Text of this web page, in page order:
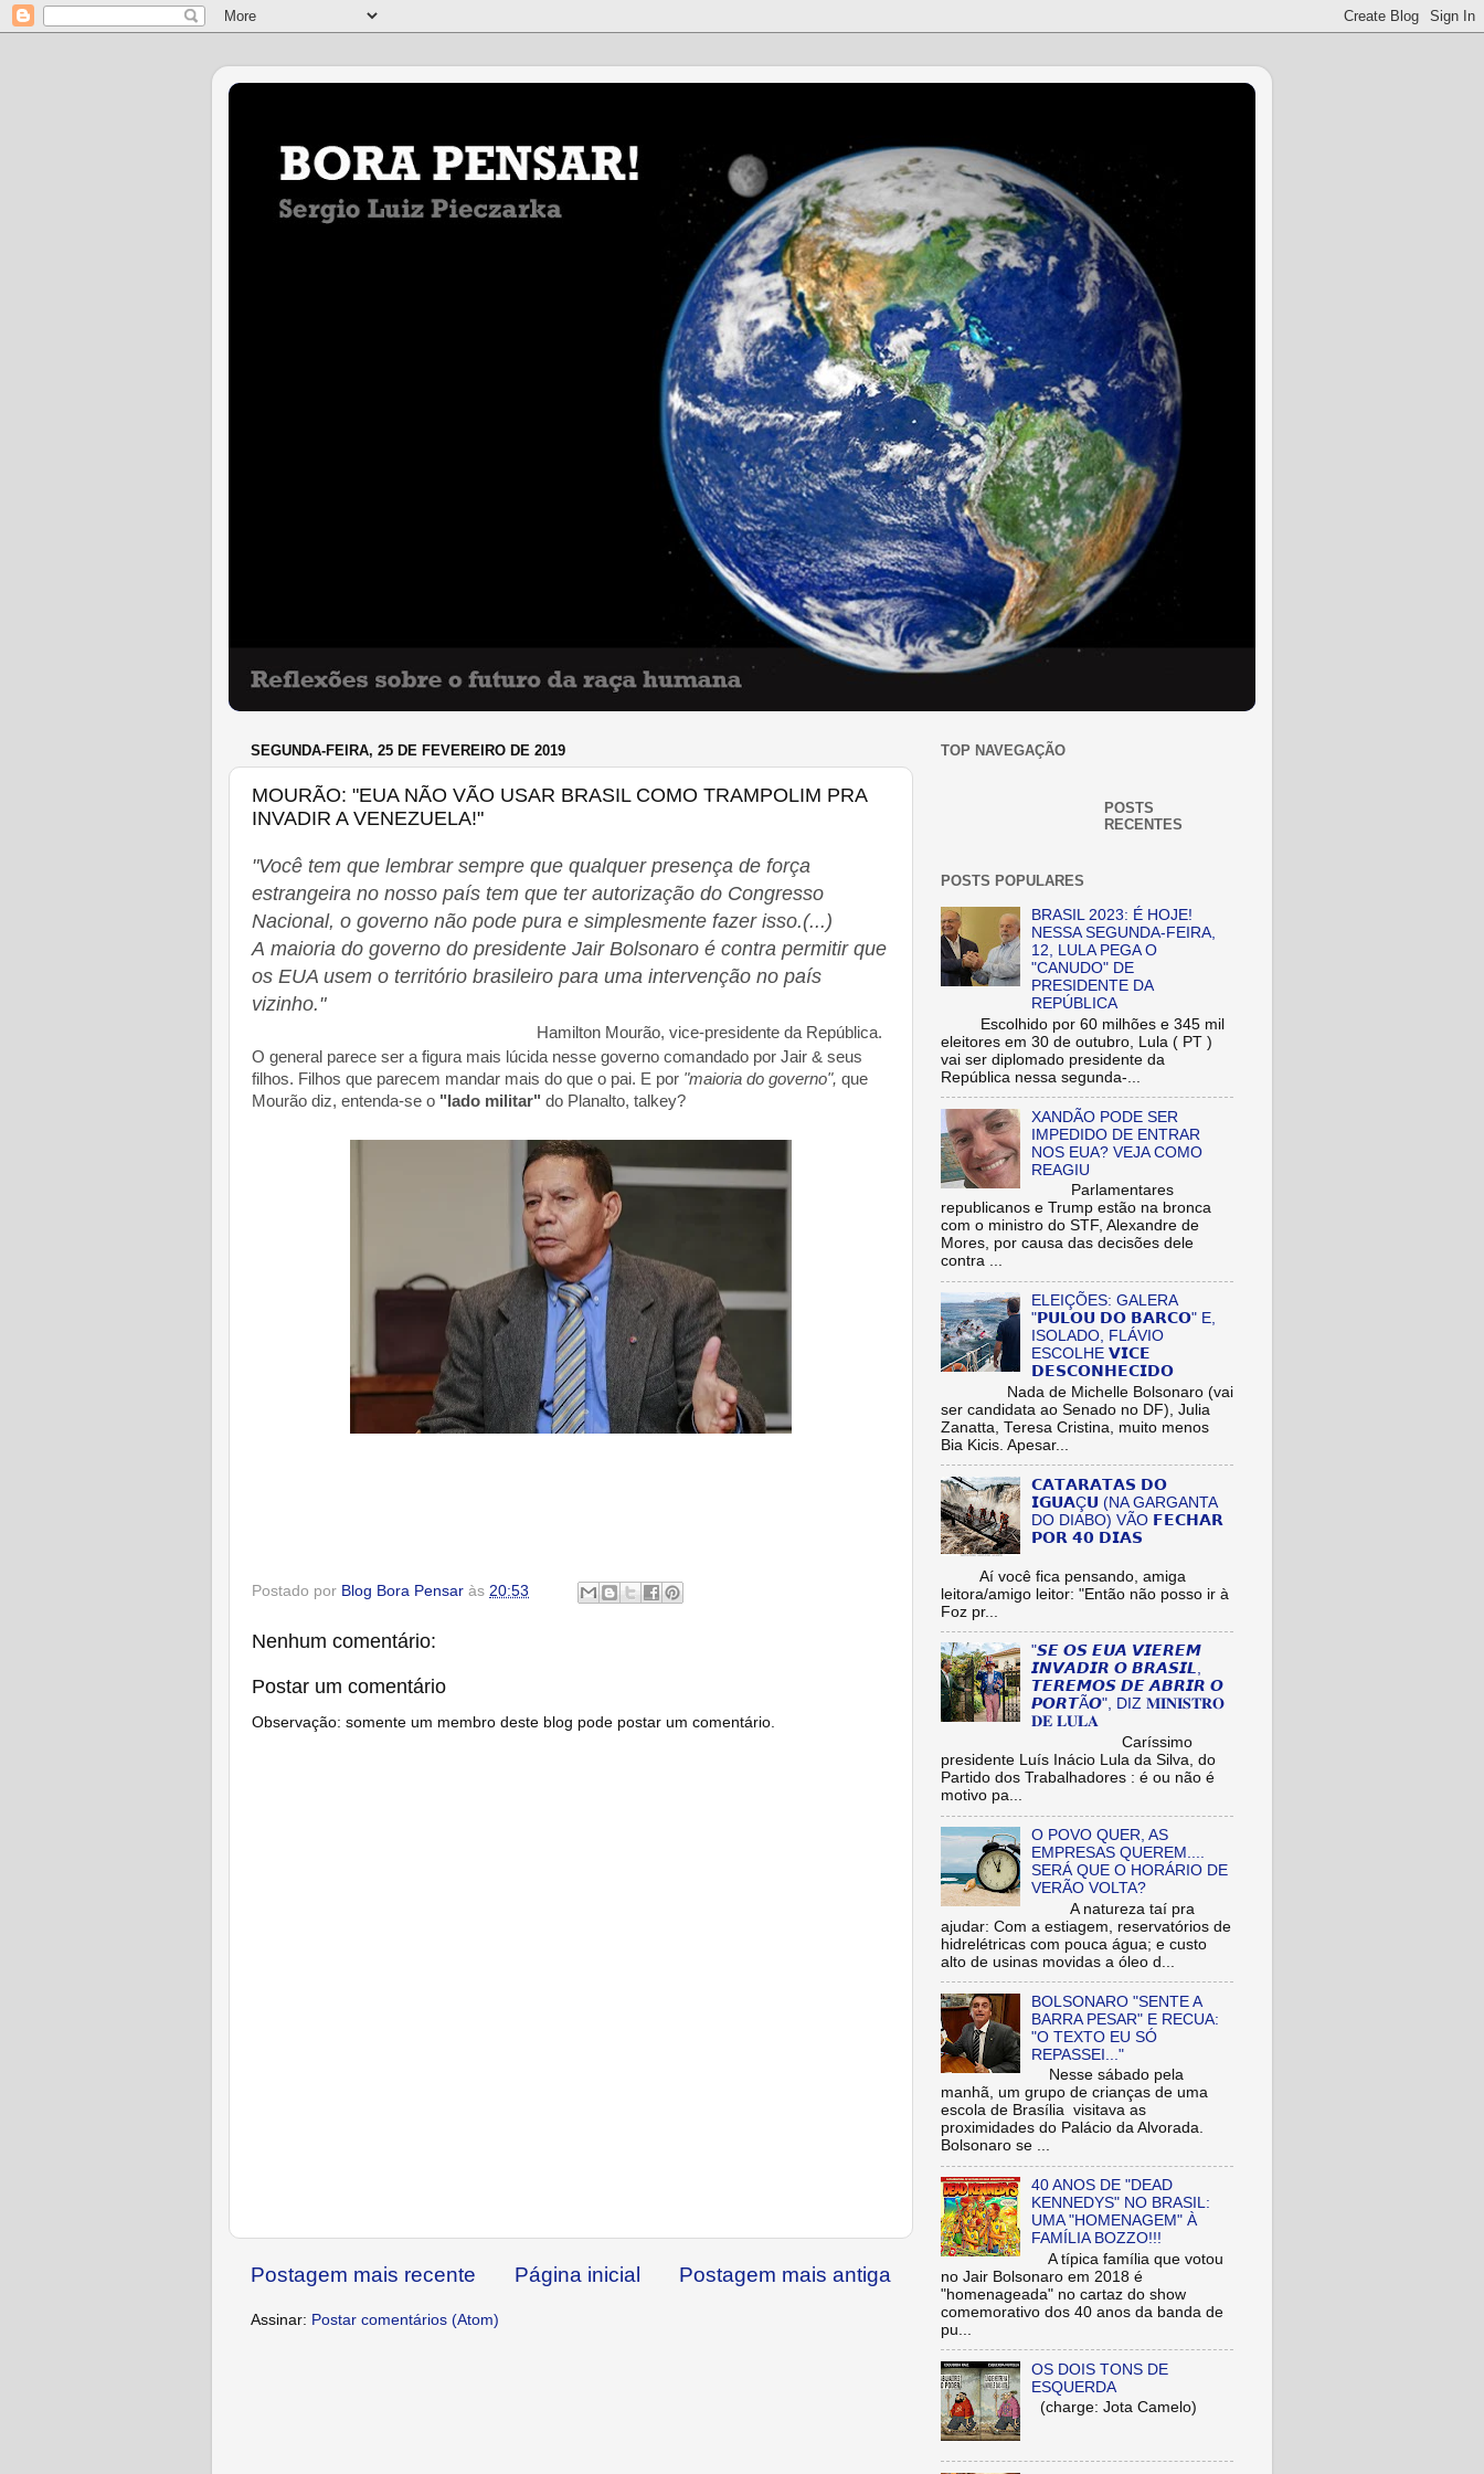
SEGUNDA-FEIRA, 25 DE FEVEREIRO DE 2019
MOURÃO: "EUA NÃO VÃO USAR BRASIL COMO TRAMPOLIM PRA
INVADIR A VENEZUELA!"
"Você tem que lembrar sempre que qualquer presença de força
estrangeira no nosso país tem que ter autorização do Congresso
Nacional, o governo não pode pura e simplesmente fazer isso.(...)
A maioria do governo do presidente Jair Bolsonaro é contra permitir que
os EUA usem o território brasileiro para uma intervenção no país
vizinho."
Hamilton Mourão, vice-presidente da República.
O general parece ser a figura mais lúcida nesse governo comandado por Jair & seus
filhos. Filhos que parecem mandar mais do que o pai. E por "maioria do governo", que
Mourão diz, entenda-se o "lado militar" do Planalto, talkey?
Postado por Blog Bora Pensar às 20:53
Nenhum comentário:
Postar um comentário
Observação: somente um membro deste blog pode postar um comentário.
Postagem mais recente Postagem mais antiga
Página inicial
Assinar: Postar comentários (Atom)
TOP NAVEGAÇÃO
POSTS
RECENTES
POSTS POPULARES
BRASIL 2023: É HOJE!
NESSA SEGUNDA-FEIRA,
12, LULA PEGA O
"CANUDO" DE
PRESIDENTE DA
REPÚBLICA
Escolhido por 60 milhões e 345 mil
eleitores em 30 de outubro, Lula ( PT )
vai ser diplomado presidente da
República nessa segunda-...
XANDÃO PODE SER
IMPEDIDO DE ENTRAR
NOS EUA? VEJA COMO
REAGIU
Parlamentares
republicanos e Trump estão na bronca
com o ministro do STF, Alexandre de
Mores, por causa das decisões dele
contra ...
ELEIÇÕES: GALERA
"𝗣𝗨𝗟𝗢𝗨 𝗗𝗢 𝗕𝗔𝗥𝗖𝗢" E,
ISOLADO, FLÁVIO
ESCOLHE 𝗩𝗜𝗖𝗘
𝗗𝗘𝗦𝗖𝗢𝗡𝗛𝗘𝗖𝗜𝗗𝗢
Nada de Michelle Bolsonaro (vai
ser candidata ao Senado no DF), Julia
Zanatta, Teresa Cristina, muito menos
Bia Kicis. Apesar...
𝗖𝗔𝗧𝗔𝗥𝗔𝗧𝗔𝗦 𝗗𝗢
𝗜𝗚𝗨𝗔Ç𝗨 (NA GARGANTA
DO DIABO) VÃO 𝗙𝗘𝗖𝗛𝗔𝗥
𝗣𝗢𝗥 𝟰𝟬 𝗗𝗜𝗔𝗦
Aí você fica pensando, amiga
leitora/amigo leitor: "Então não posso ir à
Foz pr...
"𝙎𝙀 𝙊𝙎 𝙀𝙐𝘼 𝙑𝙄𝙀𝙍𝙀𝙈
𝙄𝙉𝙑𝘼𝘿𝙄𝙍 𝙊 𝘽𝙍𝘼𝙎𝙄𝙇,
𝙏𝙀𝙍𝙀𝙈𝙊𝙎 𝘿𝙀 𝘼𝘽𝙍𝙄𝙍 𝙊
𝙋𝙊𝙍𝙏Ã𝙊", DIZ 𝐌𝐈𝐍𝐈𝐒𝐓𝐑𝐎
𝐃𝐄 𝐋𝐔𝐋𝐀
Caríssimo
presidente Luís Inácio Lula da Silva, do
Partido dos Trabalhadores : é ou não é
motivo pa...
O POVO QUER, AS
EMPRESAS QUEREM....
SERÁ QUE O HORÁRIO DE
VERÃO VOLTA?
A natureza taí pra
ajudar: Com a estiagem, reservatórios de
hidrelétricas com pouca água; e custo
alto de usinas movidas a óleo d...
BOLSONARO "SENTE A
BARRA PESAR" E RECUA:
"O TEXTO EU SÓ
REPASSEI..."
Nesse sábado pela
manhã, um grupo de crianças de uma
escola de Brasília visitava as
proximidades do Palácio da Alvorada.
Bolsonaro se ...
40 ANOS DE "DEAD
KENNEDYS" NO BRASIL:
UMA "HOMENAGEM" À
FAMÍLIA BOZZO!!!
A típica família que votou
no Jair Bolsonaro em 2018 é
"homenageada" no cartaz do show
comemorativo dos 40 anos da banda de
pu...
OS DOIS TONS DE
ESQUERDA
(charge: Jota Camelo)